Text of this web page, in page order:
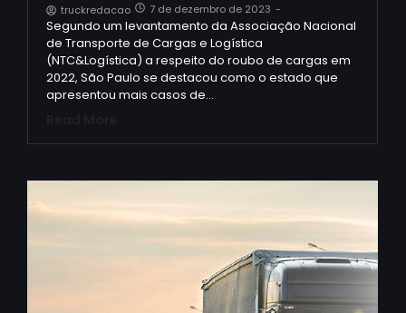
truckredacao 7 de dezembro de 2023 -
Segundo um levantamento da Associação Nacional
de Transporte de Cargas e Logística
(NTC&Logística) a respeito do roubo de cargas em
2022, São Paulo se destacou como o estado que
apresentou mais casos de…